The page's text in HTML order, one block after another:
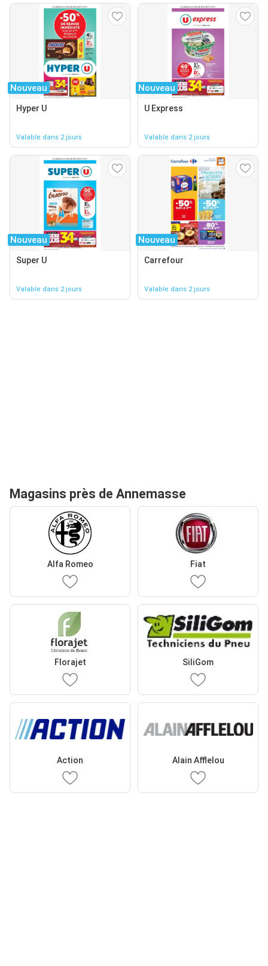
Nouveau
Hyper U
Valable dans 2 jours
Nouveau
U Express
Valable dans 2 jours
Nouveau
Super U
Valable dans 2 jours
Nouveau
Carrefour
Valable dans 2 jours
Magasins près de Annemasse
Alfa Romeo Fiat
Florajet SiliGom
Action Alain Afflelou